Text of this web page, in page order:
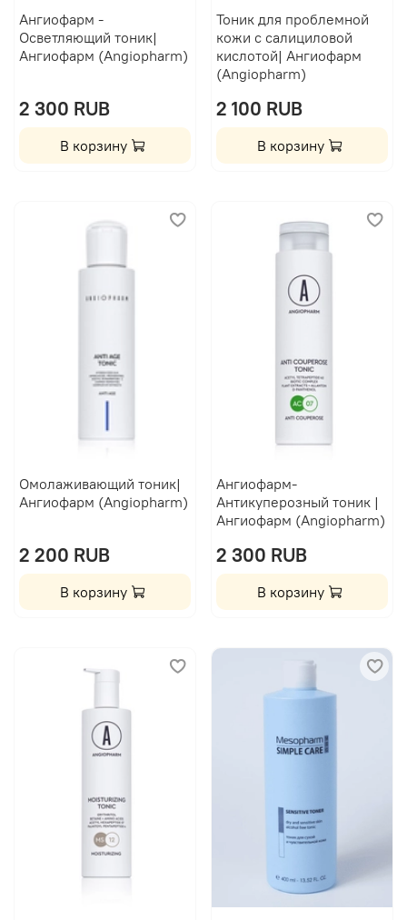
Ангиофарм -
Осветляющий тоник|
Ангиофарм (Angiopharm)
2 300 RUB
В корзину
Тоник для проблемной
кожи с салициловой
кислотой| Ангиофарм
(Angiopharm)
2 100 RUB
В корзину
Омолаживающий тоник|
Ангиофарм (Angiopharm)
2 200 RUB
В корзину
Ангиофарм-
Антикуперозный тоник |
Ангиофарм (Angiopharm)
2 300 RUB
В корзину